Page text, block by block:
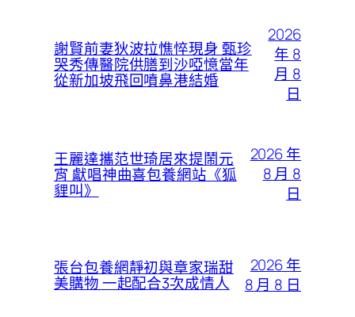
謝賢前妻狄波拉憔悴現身 甄珍
哭秀傳醫院供膳到沙啞憶當年
從新加坡飛回噴鼻港結婚
2026
年 8
月 8
日
王麗達攜范世琦居來提鬧元
宵 獻唱神曲喜包養網站《狐
貍叫》
2026 年
8 月 8
日
張台包養網靜初與章家瑞甜
美購物 一起配合3次成情人
2026 年
8 月 8 日